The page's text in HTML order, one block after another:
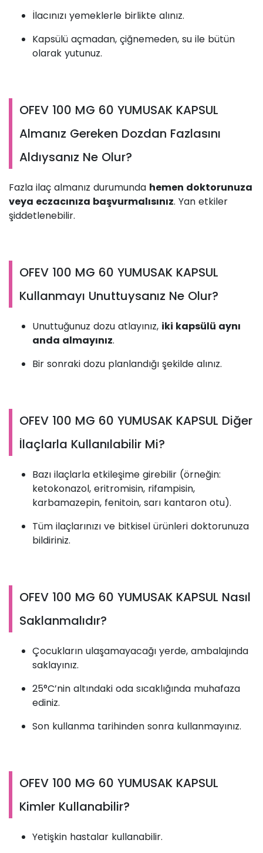
İlacınızı yemeklerle birlikte alınız.
Kapsülü açmadan, çiğnemeden, su ile bütün
olarak yutunuz.
OFEV 100 MG 60 YUMUSAK KAPSUL
Almanız Gereken Dozdan Fazlasını
Aldıysanız Ne Olur?
Fazla ilaç almanız durumunda hemen doktorunuza
veya eczacınıza başvurmalısınız. Yan etkiler
şiddetlenebilir.
OFEV 100 MG 60 YUMUSAK KAPSUL
Kullanmayı Unuttuysanız Ne Olur?
Unuttuğunuz dozu atlayınız, iki kapsülü aynı
anda almayınız.
Bir sonraki dozu planlandığı şekilde alınız.
OFEV 100 MG 60 YUMUSAK KAPSUL Diğer
İlaçlarla Kullanılabilir Mi?
Bazı ilaçlarla etkileşime girebilir (örneğin:
ketokonazol, eritromisin, rifampisin,
karbamazepin, fenitoin, sarı kantaron otu).
Tüm ilaçlarınızı ve bitkisel ürünleri doktorunuza
bildiriniz.
OFEV 100 MG 60 YUMUSAK KAPSUL Nasıl
Saklanmalıdır?
Çocukların ulaşamayacağı yerde, ambalajında
saklayınız.
25°C’nin altındaki oda sıcaklığında muhafaza
ediniz.
Son kullanma tarihinden sonra kullanmayınız.
OFEV 100 MG 60 YUMUSAK KAPSUL
Kimler Kullanabilir?
Yetişkin hastalar kullanabilir.